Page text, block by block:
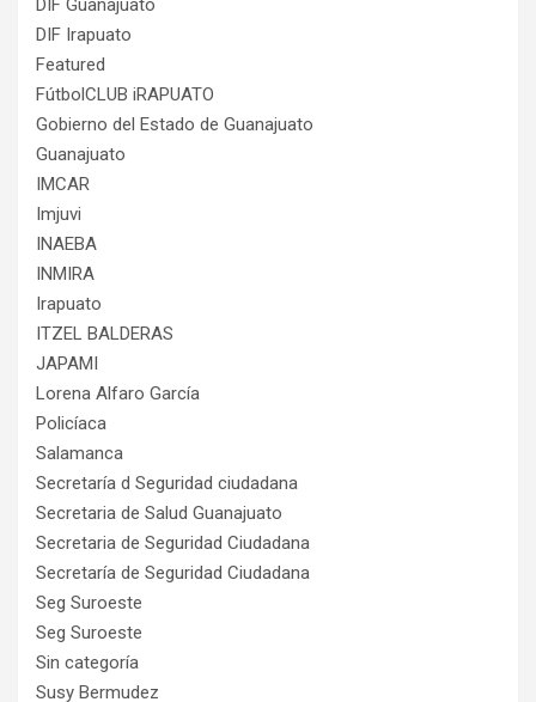
DIF Guanajuato
DIF Irapuato
Featured
FútbolCLUB iRAPUATO
Gobierno del Estado de Guanajuato
Guanajuato
IMCAR
Imjuvi
INAEBA
INMIRA
Irapuato
ITZEL BALDERAS
JAPAMI
Lorena Alfaro García
Policíaca
Salamanca
Secretaría d Seguridad ciudadana
Secretaria de Salud Guanajuato
Secretaria de Seguridad Ciudadana
Secretaría de Seguridad Ciudadana
Seg Suroeste
Seg Suroeste
Sin categoría
Susy Bermudez